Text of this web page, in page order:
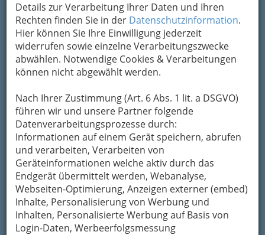
Details zur Verarbeitung Ihrer Daten und Ihren
Rechten finden Sie in der Datenschutzinformation.
Hier können Sie Ihre Einwilligung jederzeit
widerrufen sowie einzelne Verarbeitungszwecke
abwählen. Notwendige Cookies & Verarbeitungen
können nicht abgewählt werden.
Nach Ihrer Zustimmung (Art. 6 Abs. 1 lit. a DSGVO)
führen wir und unsere Partner folgende
Datenverarbeitungsprozesse durch:
Informationen auf einem Gerät speichern, abrufen
und verarbeiten, Verarbeiten von
Geräteinformationen welche aktiv durch das
Endgerät übermittelt werden, Webanalyse,
Webseiten-Optimierung, Anzeigen externer (embed)
Inhalte, Personalisierung von Werbung und
Inhalten, Personalisierte Werbung auf Basis von
Login-Daten, Werbeerfolgsmessung
Um die Info-Graz Firmenvor Spam-Mails zu
bewahren, verwenden wir an dieser Stelle zur
Übermittlung Ihrer Nachricht ein sicheres
Formular. Ihre Nachricht wird nach dem
Absenden umgehend per Mail an das
Unternehmen Skigebiet Annerlbauer Lift -
Krieglach weitergeleitet.
Mein Name
Meine Email Adresse
Mein Betreff